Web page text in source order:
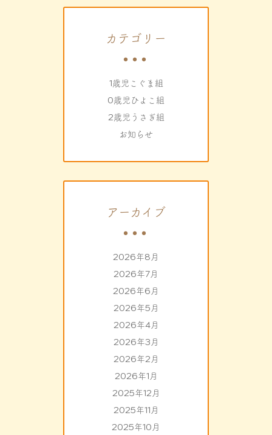
カテゴリー
1歳児こぐま組
0歳児ひよこ組
2歳児うさぎ組
お知らせ
アーカイブ
2026年8月
2026年7月
2026年6月
2026年5月
2026年4月
2026年3月
2026年2月
2026年1月
2025年12月
2025年11月
2025年10月